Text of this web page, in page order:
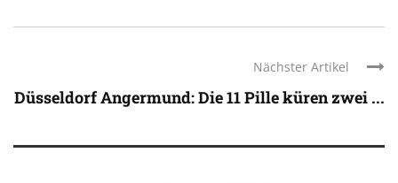
Nächster Artikel
Düsseldorf Angermund: Die 11 Pille küren zwei ...